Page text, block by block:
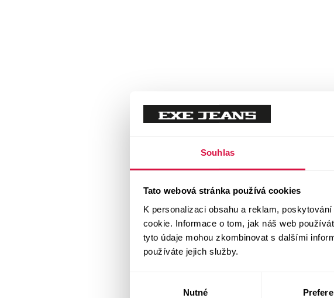
Souhlas
Tato webová stránka používá cookies
K personalizaci obsahu a reklam,
cookie. Informace o tom, jak náš web
tyto údaje mohou zkombinovat s dalšími
používáte jejich služby.
Nutné